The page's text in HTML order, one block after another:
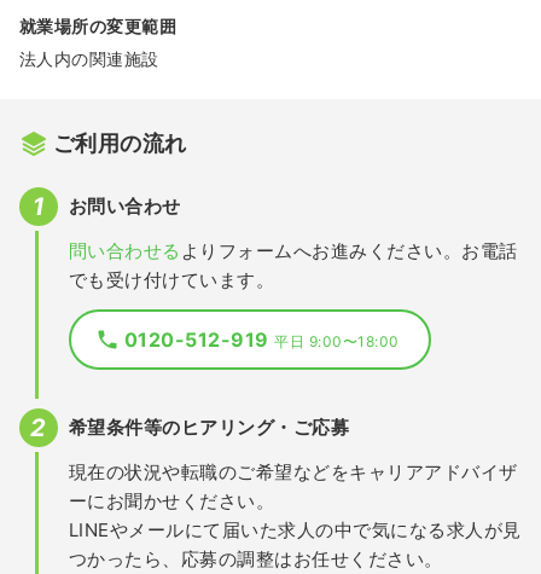
就業場所の変更範囲
法人内の関連施設
ご利用の流れ
お問い合わせ
問い合わせる よりフォームへお進みください。お電話
でも受け付けています。
0120-512-919平日 9:00〜18:00
希望条件等のヒアリング・ご応募
現在の状況や転職のご希望などをキャリアアドバイザ
ーにお聞かせください。
LINEやメールにて届いた求人の中で気になる求人が見
つかったら、応募の調整はお任せください。